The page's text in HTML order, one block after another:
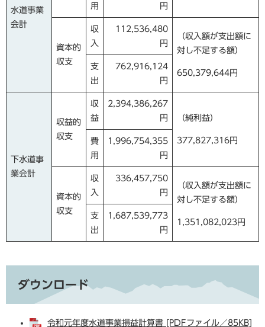
水道事業
会計
用
円
資本的
収支
収
入
112,536,480
円
（収入額が支出額に
対し不足する額）
650,379,644円
支
出
762,916,124
円
下水道事
業会計
収益的
収支
収
益
2,394,386,267
円
（純利益）
377,827,316円
費
用
1,996,754,355
円
資本的
収支
収
入
336,457,750
円
（収入額が支出額に
対し不足する額）
1,351,082,023円
支
出
1,687,539,773
円
ダウンロード
令和元年度水道事業損益計算書 [PDFファイル／85KB]